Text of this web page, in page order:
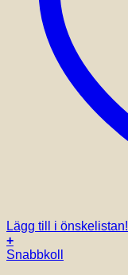
Lägg till i önskelistan!
+
Snabbkoll